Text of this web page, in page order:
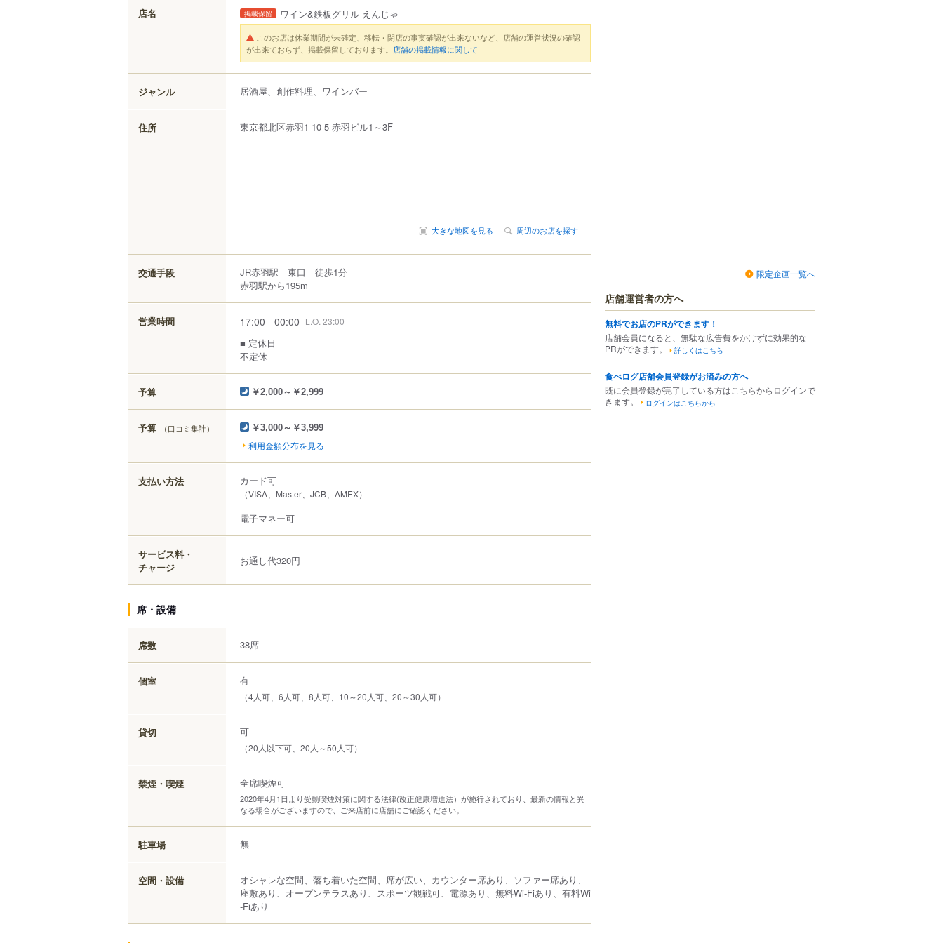
店名 掲載保留 ワイン&鉄板グリル えんじゃ
このお店は休業期間が未確定、移転・閉店の事実確認が出来ないなど、店舗の運営状況の確認
が出来ておらず、掲載保留しております。 店舗の掲載情報に関して
ジャンル 居酒屋、創作料理、ワインバー
住所 東京都北区赤羽1-10-5 赤羽ビル1～3F
大きな地図を見る 周辺のお店を探す
交通手段
JR赤羽駅 東口 徒歩1分
赤羽駅から195m
営業時間 17:00 - 00:00 L.O. 23:00
■ 定休日
不定休
予算 ￥2,000～￥2,999
予算 （口コミ集計） ￥3,000～￥3,999
利用金額分布を見る
支払い方法 カード可
（VISA、Master、JCB、AMEX）
電子マネー可
サービス料・
チャージ
お通し代320円
席・設備
席数 38席
個室 有
（4人可、6人可、8人可、10～20人可、20～30人可）
貸切 可
（20人以下可、20人～50人可）
禁煙・喫煙 全席喫煙可
2020年4月1日より受動喫煙対策に関する法律(改正健康増進法）が施行されており、最新の情報と異
なる場合がございますので、ご来店前に店舗にご確認ください。
駐車場 無
空間・設備
オシャレな空間、落ち着いた空間、席が広い、カウンター席あり、ソファー席あり、
座敷あり、オープンテラスあり、スポーツ観戦可、電源あり、無料Wi-Fiあり、有料Wi
-Fiあり
限定企画一覧へ
店舗運営者の方へ
無料でお店のPRができます！
店舗会員になると、無駄な広告費をかけずに効果的な
PRができます。
詳しくはこちら
食べログ店舗会員登録がお済みの方へ
既に会員登録が完了している方はこちらからログインで
きます。
ログインはこちらから